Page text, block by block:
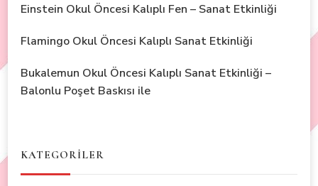
Einstein Okul Öncesi Kalıplı Fen – Sanat Etkinliği
Flamingo Okul Öncesi Kalıplı Sanat Etkinliği
Bukalemun Okul Öncesi Kalıplı Sanat Etkinliği –
Balonlu Poşet Baskısı ile
KATEGORİLER